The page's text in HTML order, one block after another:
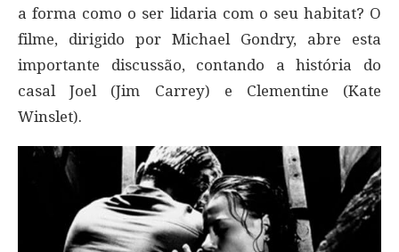
a forma como o ser lidaria com o seu habitat? O
filme, dirigido por Michael Gondry, abre esta
importante discussão, contando a história do
casal Joel (Jim Carrey) e Clementine (Kate
Winslet).